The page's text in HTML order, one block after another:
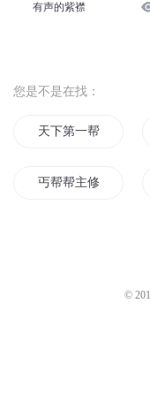
有声的紫襟
您是不是在找：
天下第一帮
丐帮帮主修真记
©